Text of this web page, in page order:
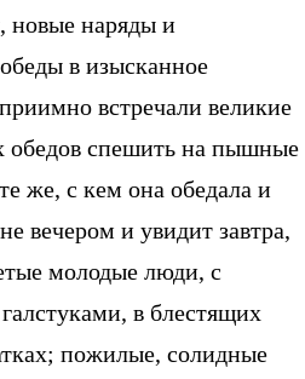
новые наряды и
в изысканное
встречали великие
обедов спешить на пышные
же, с кем она обедала и
вечером и увидит завтра,
молодые люди, с
в блестящих
пожилые, солидные